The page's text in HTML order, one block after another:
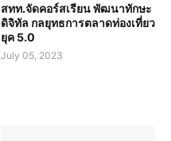
สทท.จัดคอร์สเรียน พัฒนาทักษะ
ดิจิทัล กลยุทธการตลาดท่องเที่ยว
ยุค 5.0
July 05, 2023